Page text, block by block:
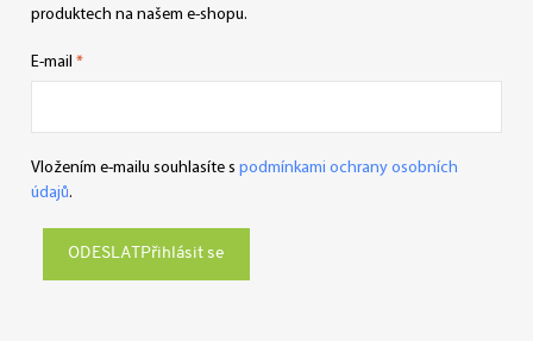
produktech na našem e-shopu.
E-mail
Vložením e-mailu souhlasíte s podmínkami ochrany osobních
údajů.
Přihlásit se